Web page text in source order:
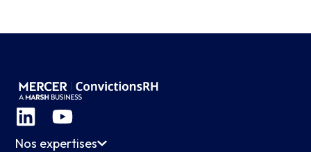
Nos expertises